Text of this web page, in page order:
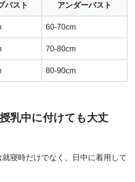
バスト アンダーバスト
60-70cm
70-80cm
80-90cm
乳中に付けても大丈
寝時だけでなく、日中に着用して